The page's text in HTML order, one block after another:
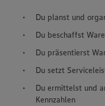
Du planst und
Du beschaffst
Du präsentierst
Du setzt
Du ermittelst und
Kennzahlen